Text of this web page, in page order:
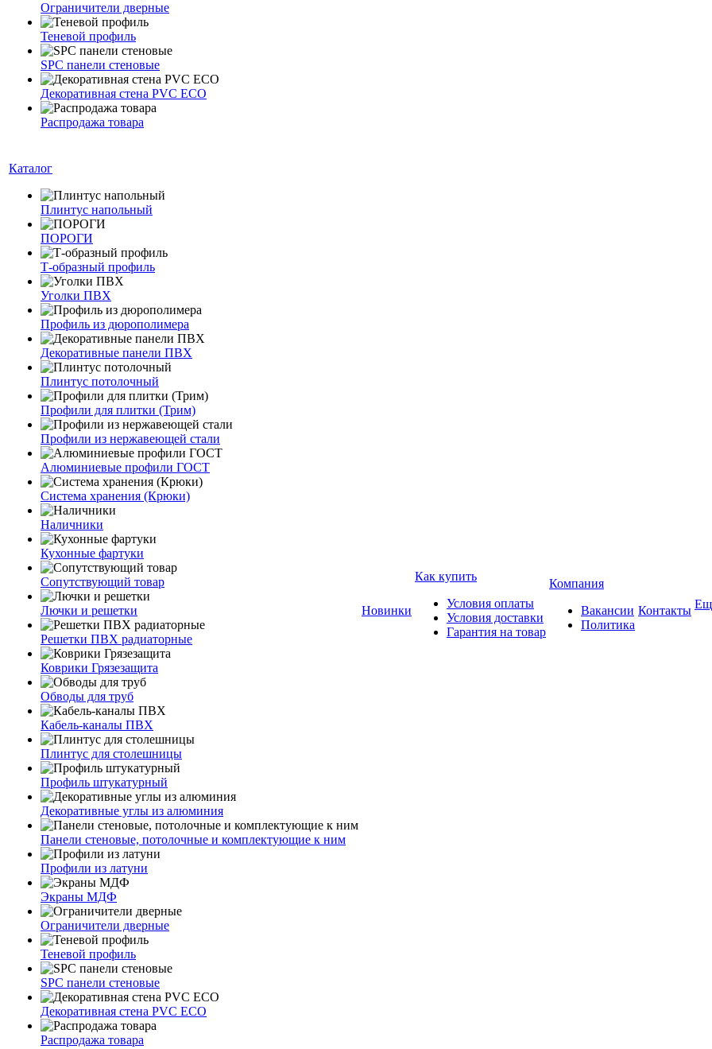
Ограничители дверные
Теневой профиль
SPC панели стеновые
Декоративная стена PVC ECO
Распродажа товара
Каталог
Плинтус напольный
ПОРОГИ
Т-образный профиль
Уголки ПВХ
Профиль из дюрополимера
Декоративные панели ПВХ
Плинтус потолочный
Профили для плитки (Трим)
Профили из нержавеющей стали
Алюминиевые профили ГОСТ
Система хранения (Крюки)
Наличники
Кухонные фартуки
Сопутствующий товар
Лючки и решетки
Решетки ПВХ радиаторные
Коврики Грязезащита
Обводы для труб
Кабель-каналы ПВХ
Плинтус для столешницы
Профиль штукатурный
Декоративные углы из алюминия
Панели стеновые, потолочные и комплектующие к ним
Профили из латуни
Экраны МДФ
Ограничители дверные
Теневой профиль
SPC панели стеновые
Декоративная стена PVC ECO
Распродажа товара
Новинки
Как купить
Условия оплаты
Условия доставки
Гарантия на товар
Компания
Вакансии
Политика
Контакты